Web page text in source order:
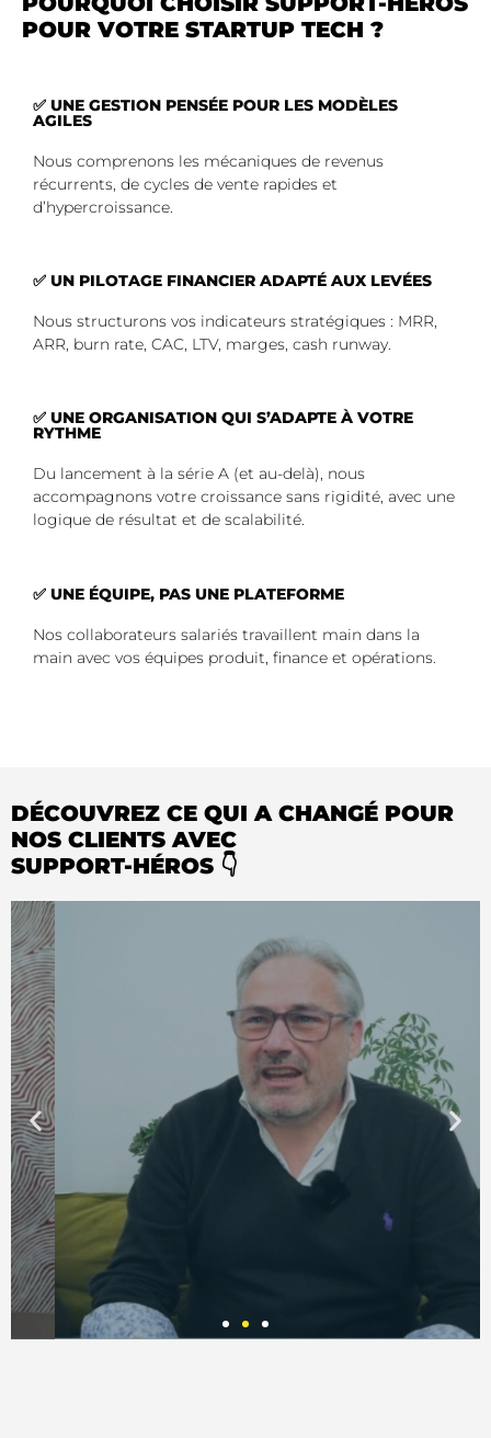
POUR VOTRE STARTUP TECH ?
✅ UNE GESTION PENSÉE POUR LES MODÈLES
AGILES
Nous comprenons les mécaniques de revenus
récurrents, de cycles de vente rapides et
d’hypercroissance.
✅ UN PILOTAGE FINANCIER ADAPTÉ AUX LEVÉES
Nous structurons vos indicateurs stratégiques : MRR,
ARR, burn rate, CAC, LTV, marges, cash runway.
✅ UNE ORGANISATION QUI S’ADAPTE À VOTRE
RYTHME
Du lancement à la série A (et au-delà), nous
accompagnons votre croissance sans rigidité, avec une
logique de résultat et de scalabilité.
✅ UNE ÉQUIPE, PAS UNE PLATEFORME
Nos collaborateurs salariés travaillent main dans la
main avec vos équipes produit, finance et opérations.
DÉCOUVREZ CE QUI A CHANGÉ POUR
NOS CLIENTS AVEC
SUPPORT-HÉROS 👇